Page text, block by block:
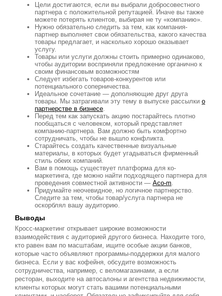
Цели достигаются, если вы выбрали добросовестного
партнера с положительной репутацией. Иначе вы также
можете потерять клиентов, выбирая не ту «компанию».
Нужно обязательно следить за тем, как компания-
партнер выполняет свои обязательства, какого качества
товары предлагает, и насколько хорошо оказывает
услугу.
Товары или услуги должны стоить примерно одинаково,
чтобы аудитории восприняли предложение органично к
своим финансовым возможностям
Следует избегать товаров-конкурентов или
потенциального соперничества.
Идеальное сочетание — дополняющие друг друга
товары. Мы затрагивали эту тему в выпуске рассылки о
партнерстве в бизнесе
Перед тем как запускать акцию постарайтесь плотно
пообщаться с человеком, который представляет
компанию-партнера. Вам должно быть комфортно
сотрудничать, чтобы не вышло конфликта.
Старайтесь создать качественные визуальные
материалы, в которых будет угадываться фирменный
стиль обеих компаний.
Вам в помощь существует платформа для ко-
маркетинга, где можно найти подходящего партнера для
проведения совместной активности — Aco-m
Придумайте неочевидное, но логичное партнерство.
Следите за тем, чтобы товар/услуга партнера не
оскорблял вашу аудиторию.
Выводы
Кросс-маркетинг открывает широкие возможности
взаимодействия с аудиторией другого бизнеса. Находите того,
кто равен вам по масштабам, ищите особые акции банков,
которые часто объявляют программы-поддержки для малого
бизнеса. Если у вас кофейня, обсудите возможность
сотрудничества, например, с веломагазинами, а если
ресторан, выходите на автосалоны и агентства недвижимости,
клиенты которых могут стать вашими потенциальными